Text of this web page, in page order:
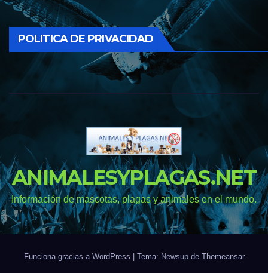
POLITICA DE PRIVACIDAD
ANIMALESYPLAGAS.NET
Información de mascotas, plagas y animales en el mundo.
Funciona gracias a WordPress Tema: Newsup de Themeansar